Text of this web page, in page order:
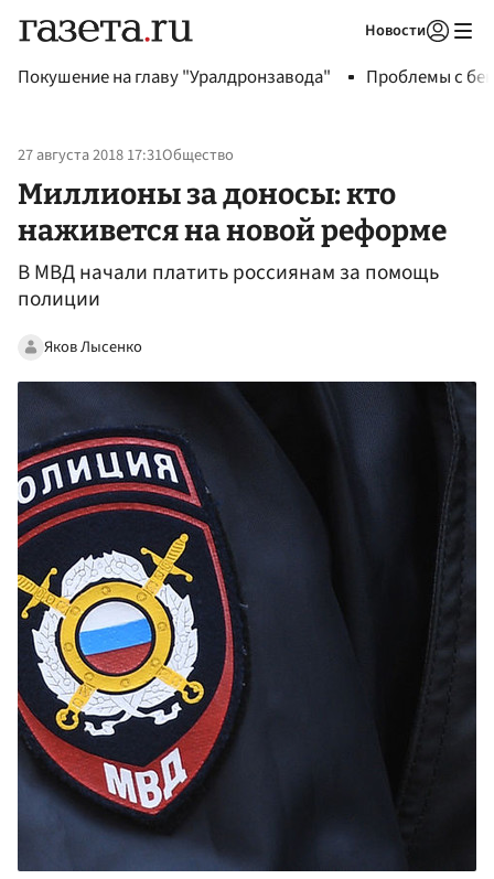
Новости
Покушение на главу "Уралдронзавода" Проблемы с
27 августа 2018 17:31Общество
Миллионы за доносы: кто
наживется на новой реформе
В МВД начали платить россиянам за помощь
полиции
Яков Лысенко